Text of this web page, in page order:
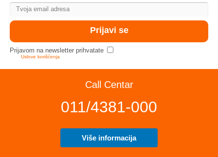
Prijavom na newsletter prihvatate
Uslove korišćenja
Call Centar
011/4381-000
Više informacija